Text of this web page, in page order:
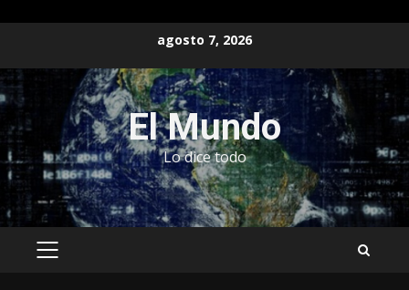
contenido
agosto 7, 2026
El Mundo
Lo dice todo
MENÚ